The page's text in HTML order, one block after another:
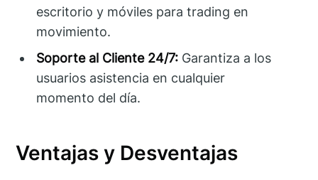
escritorio y móviles para trading en
movimiento.
Soporte al Cliente 24/7: Garantiza a los
usuarios asistencia en cualquier
momento del día.
Ventajas y Desventajas